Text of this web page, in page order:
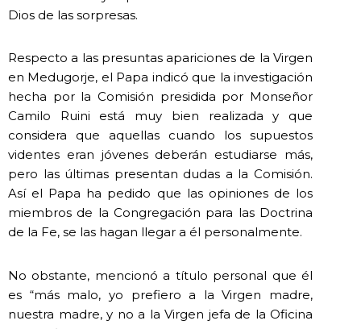
Dios de las sorpresas.
Respecto a las presuntas apariciones de la Virgen
en Medugorje, el Papa indicó que la investigación
hecha por la Comisión presidida por Monseñor
Camilo Ruini está muy bien realizada y que
considera que aquellas cuando los supuestos
videntes eran jóvenes deberán estudiarse más,
pero las últimas presentan dudas a la Comisión.
Así el Papa ha pedido que las opiniones de los
miembros de la Congregación para las Doctrina
de la Fe, se las hagan llegar a él personalmente.
No obstante, mencionó a título personal que él
es “más malo, yo prefiero a la Virgen madre,
nuestra madre, y no a la Virgen jefa de la Oficina